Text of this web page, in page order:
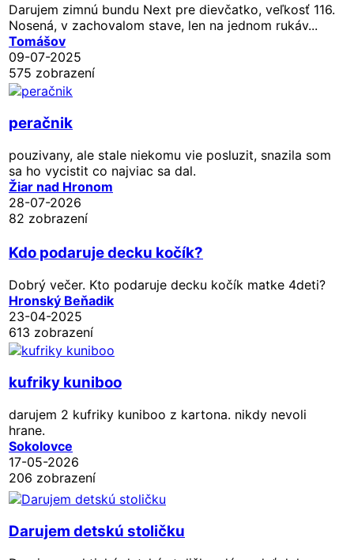
Darujem zimnú bundu Next pre dievčatko, veľkosť 116.
Nosená, v zachovalom stave, len na jednom rukáv...
Tomášov
09-07-2025
575 zobrazení
peračnik
pouzivany, ale stale niekomu vie posluzit, snazila som
sa ho vycistit co najviac sa dal.
Žiar nad Hronom
28-07-2026
82 zobrazení
Kdo podaruje decku kočík?
Dobrý večer. Kto podaruje decku kočík matke 4deti?
Hronský Beňadik
23-04-2025
613 zobrazení
kufriky kuniboo
darujem 2 kufriky kuniboo z kartona. nikdy nevoli
hrane.
Sokolovce
17-05-2026
206 zobrazení
Darujem detskú stoličku